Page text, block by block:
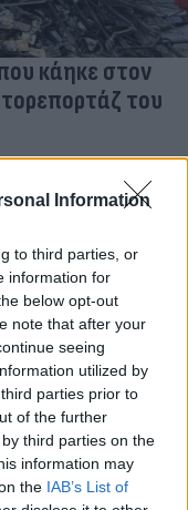
Information
to third parties, or
information for
below opt-out
note that after your
seeing
utilized by
parties prior to
of the further
third parties on the
information may
the IAB’s List of
κάηκε στον
του
ακόμα αιτία. Σήμανε